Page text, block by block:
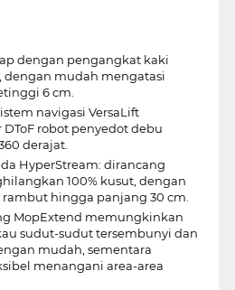
dengan pengangkat kaki
dengan mudah mengatasi
6 cm.
navigasi VersaLift
robot penyedot debu
derajat.
HyperStream: dirancang
100% kusut, dengan
hingga panjang 30 cm.
MopExtend memungkinkan
sudut-sudut tersembunyi dan
mudah, sementara
menangani area-area